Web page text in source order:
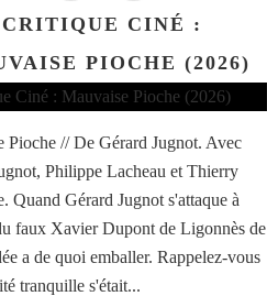
CRITIQUE CINÉ :
PIOCHE (2026)
Pioche // De Gérard Jugnot. Avec
Philippe Lacheau et Thierry
Quand Gérard Jugnot s'attaque à
faux Xavier Dupont de Ligonnès de
a de quoi emballer. Rappelez-vous
tranquille s'était...